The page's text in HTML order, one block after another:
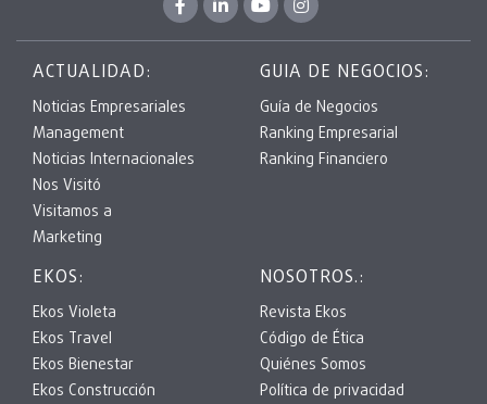
ACTUALIDAD:
Noticias Empresariales
Management
Noticias Internacionales
Nos Visitó
Visitamos a
Marketing
GUIA DE NEGOCIOS:
Guía de Negocios
Ranking Empresarial
Ranking Financiero
EKOS:
Ekos Violeta
Ekos Travel
Ekos Bienestar
Ekos Construcción
NOSOTROS.:
Revista Ekos
Código de Ética
Quiénes Somos
Política de privacidad